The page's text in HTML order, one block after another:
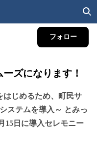
フォロー
ズになります！
はじめるため、町民サ
ステムを導入～ とみっ
15日に導入セレモニー